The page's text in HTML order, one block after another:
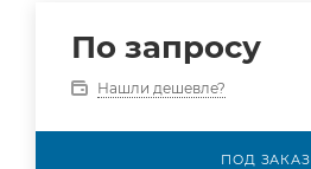
По запросу
Нашли дешевле?
ПОД ЗАКАЗ